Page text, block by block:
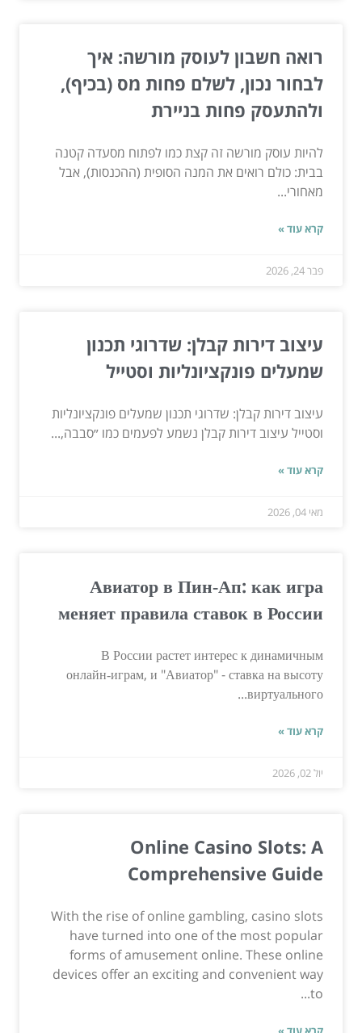
רואה חשבון לעוסק מורשה: איך
לבחור נכון, לשלם פחות מס (בכיף),
ולהתעסק פחות בניירת
להיות עוסק מורשה זה קצת כמו לפתוח מסעדה קטנה
בבית: כולם רואים את המנה הסופית (ההכנסות), אבל
מאחורי...
קרא עוד »
פבר 24, 2026
עיצוב דירות קבלן: שדרוגי תכנון
שמעלים פונקציונליות וסטייל
עיצוב דירות קבלן: שדרוגי תכנון שמעלים פונקציונליות
וסטייל עיצוב דירות קבלן נשמע לפעמים כמו ״סבבה,...
קרא עוד »
מאי 04, 2026
Авиатор в Пин‑Ап: как игра
меняет правила ставок в России
В России растет интерес к динамичным
онлайн‑играм, и "Авиатор" - ставка на высоту
виртуального...
קרא עוד »
יול 02, 2026
Online Casino Slots: A
Comprehensive Guide
With the rise of online gambling, casino slots
have turned into one of the most popular
forms of amusement online. These online
devices offer an exciting and convenient way
to...